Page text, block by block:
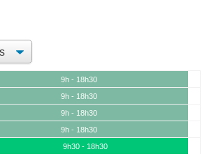
9h - 18h30
9h - 18h30
9h - 18h30
9h - 18h30
9h30 - 18h30